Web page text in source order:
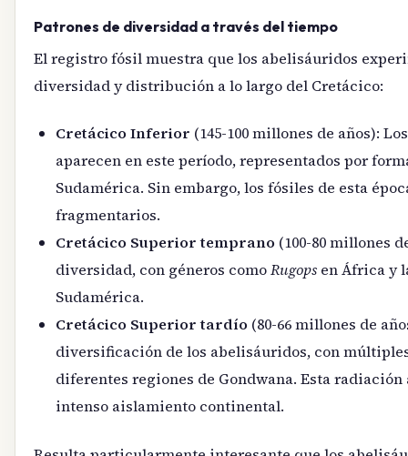
Patrones de diversidad a través del tiempo
El registro fósil muestra que los abelisáuridos
diversidad y distribución a lo largo del Cretácico:
Cretácico Inferior (145-100 millones de años):
aparecen en este período, representados por
Sudamérica. Sin embargo, los fósiles de esta
fragmentarios.
Cretácico Superior temprano (100-80 millones
diversidad, con géneros comoRugops en África y
Sudamérica.
Cretácico Superior tardío (80-66 millones de
diversificación de los abelisáuridos, con
diferentes regiones de Gondwana. Esta
intenso aislamiento continental.